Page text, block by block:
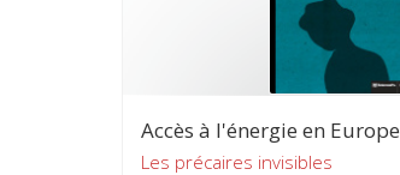
Accès à l'énergie en Europe
Les précaires invisibles